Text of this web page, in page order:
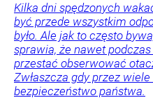
Kilka dni spędzonych
być przede wszystkim
było. Ale jak to często
sprawia, że nawet
przestać obserwować
Zwłaszcza gdy przez
bezpieczeństwo państwa.